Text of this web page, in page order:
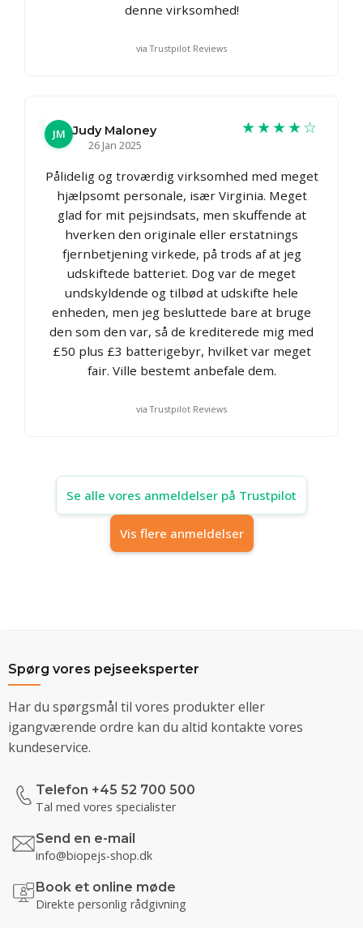
denne virksomhed!
via Trustpilot Reviews
JM Judy Maloney
26 Jan 2025
★★★★☆
Pålidelig og troværdig virksomhed med meget
hjælpsomt personale, især Virginia. Meget
glad for mit pejsindsats, men skuffende at
hverken den originale eller erstatnings
fjernbetjening virkede, på trods af at jeg
udskiftede batteriet. Dog var de meget
undskyldende og tilbød at udskifte hele
enheden, men jeg besluttede bare at bruge
den som den var, så de krediterede mig med
£50 plus £3 batterigebyr, hvilket var meget
fair. Ville bestemt anbefale dem.
via Trustpilot Reviews
Se alle vores anmeldelser på Trustpilot
Vis flere anmeldelser
Spørg vores pejseeksperter
Har du spørgsmål til vores produkter eller
igangværende ordre kan du altid kontakte vores
kundeservice.
Telefon +45 52 700 500
Tal med vores specialister
Send en e-mail
info@biopejs-shop.dk
Book et online møde
Direkte personlig rådgivning